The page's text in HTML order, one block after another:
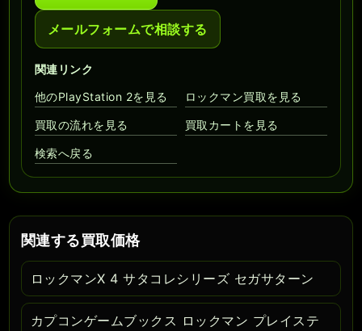
メールフォームで相談する
関連リンク
他のPlayStation 2を見る
ロックマン買取を見る
買取の流れを見る 買取カートを見る
検索へ戻る
関連する買取価格
ロックマンX 4 サタコレシリーズ セガサターン
カプコンゲームブックス ロックマン プレイステ